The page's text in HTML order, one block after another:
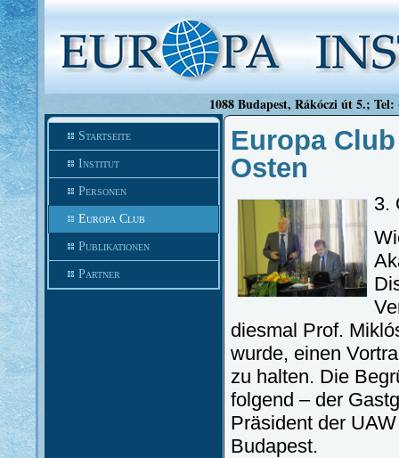
1088 Budapest, Rákóczi út 5.;
Startseite
Institut
Personen
Europa Club
Publikationen
Partner
Europa
Osten
3.
diesmal Prof.
wurde, einen
zu halten. Die
folgend – der
Präsident der
Budapest.